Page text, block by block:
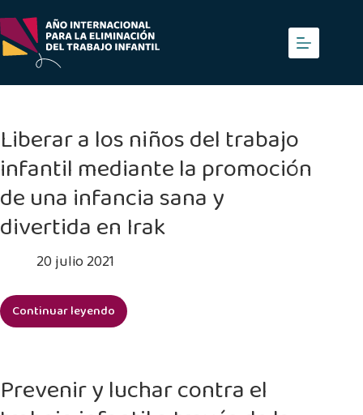
al
contenido
Liberar a los niños del trabajo
infantil mediante la promoción
de una infancia sana y
divertida en Irak
20 julio 2021
Continuar leyendo
Liberar
niños
del
Prevenir y luchar contra el